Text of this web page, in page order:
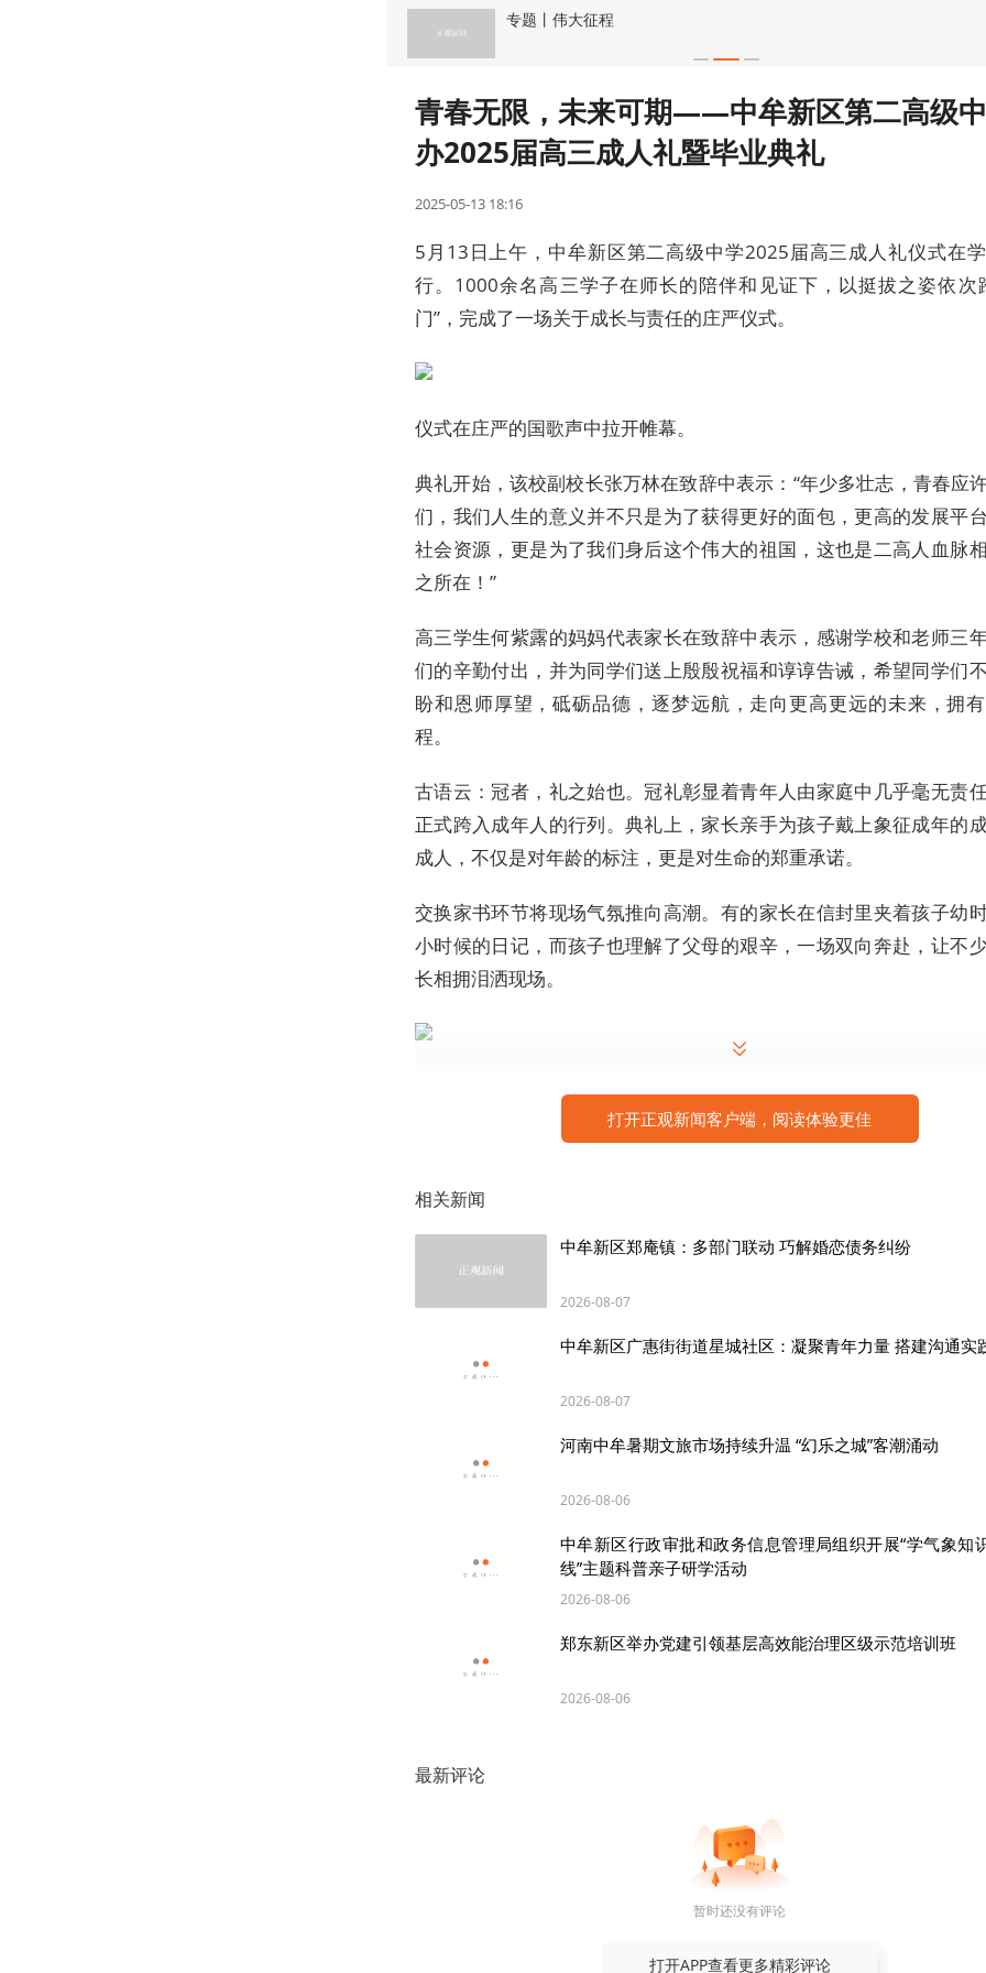
专题丨伟大征程
青春无限，未来可期——中牟新区第二高级
办2025届高三成人礼暨毕业典礼
2025-05-13 18:16
5月13日上午，中牟新区第二高级中学2025届高三成人礼仪式在
行。1000余名高三学子在师长的陪伴和见证下，以挺拔之姿依次
门”，完成了一场关于成长与责任的庄严仪式。
仪式在庄严的国歌声中拉开帷幕。
典礼开始，该校副校长张万林在致辞中表示：“年少多壮志，青春应
们，我们人生的意义并不只是为了获得更好的面包，更高的发展平
社会资源，更是为了我们身后这个伟大的祖国，这也是二高人血脉
之所在！”
高三学生何紫露的妈妈代表家长在致辞中表示，感谢学校和老师三
们的辛勤付出，并为同学们送上殷殷祝福和谆谆告诫，希望同学们
盼和恩师厚望，砥砺品德，逐梦远航，走向更高更远的未来，拥
程。
古语云：冠者，礼之始也。冠礼彰显着青年人由家庭中几乎毫无责
正式跨入成年人的行列。典礼上，家长亲手为孩子戴上象征成年的成
成人，不仅是对年龄的标注，更是对生命的郑重承诺。
交换家书环节将现场气氛推向高潮。有的家长在信封里夹着孩子幼时
小时候的日记，而孩子也理解了父母的艰辛，一场双向奔赴，让不
长相拥泪洒现场。
同学起立跟着一起演唱，成人礼的意义在此升华，18岁最珍贵的礼物
师生诗朗诵《银杏与梧桐的絮语》将现场师生带回到高中三年的点点
月如流，少年幻想变成了青年哲思，日月如梭，三年来，大家一路奋
一千多个日夜的陪伴即将送“我”远行高飞，万千感谢化为一捧鲜花敬谢
生代表向全体老师献上鲜花，全体同学向老师鞠躬表达敬意。该校副
强宣读了毕业决定，并为学生代表颁发集体毕业证。
打开正观新闻客户端，阅读体验更佳
相关新闻
中牟新区郑庵镇：多部门联动 巧解婚恋债务纠纷
2026-08-07
中牟新区广惠街街道星城社区：凝聚青年力量 搭建沟通实
2026-08-07
河南中牟暑期文旅市场持续升温 “幻乐之城”客潮涌动
2026-08-06
中牟新区行政审批和政务信息管理局组织开展“学气象知
线”主题科普亲子研学活动
2026-08-06
郑东新区举办党建引领基层高效能治理区级示范培训班
2026-08-06
最新评论
暂时还没有评论
打开APP查看更多精彩评论